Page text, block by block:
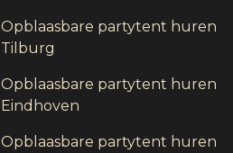
Opblaasbare partytent huren
Tilburg
Opblaasbare partytent huren
Eindhoven
Opblaasbare partytent huren